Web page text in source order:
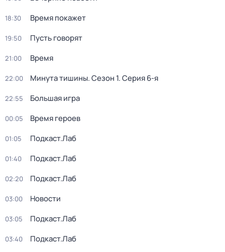
18:30 Время покажет
19:50 Пусть говорят
21:00 Время
22:00 Минута тишины. Сезон 1. Серия 6-я
22:55 Большая игра
00:05 Время героев
01:05 Подкаст.Лаб
01:40 Подкаст.Лаб
02:20 Подкаст.Лаб
03:00 Новости
03:05 Подкаст.Лаб
03:40 Подкаст.Лаб